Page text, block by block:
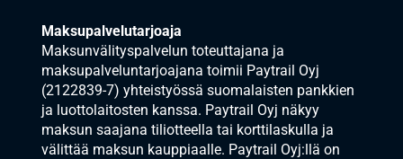
Maksupalvelutarjoaja
Maksunvälityspalvelun toteuttajana ja
maksupalveluntarjoajana toimii Paytrail Oyj
(2122839-7) yhteistyössä suomalaisten pankkien
ja luottolaitosten kanssa. Paytrail Oyj näkyy
maksun saajana tiliotteella tai korttilaskulla ja
välittää maksun kauppiaalle. Paytrail Oyj:llä on